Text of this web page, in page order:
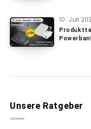
10. Juli
Unsere Ratgeber